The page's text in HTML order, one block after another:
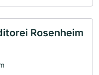
Rosenheim